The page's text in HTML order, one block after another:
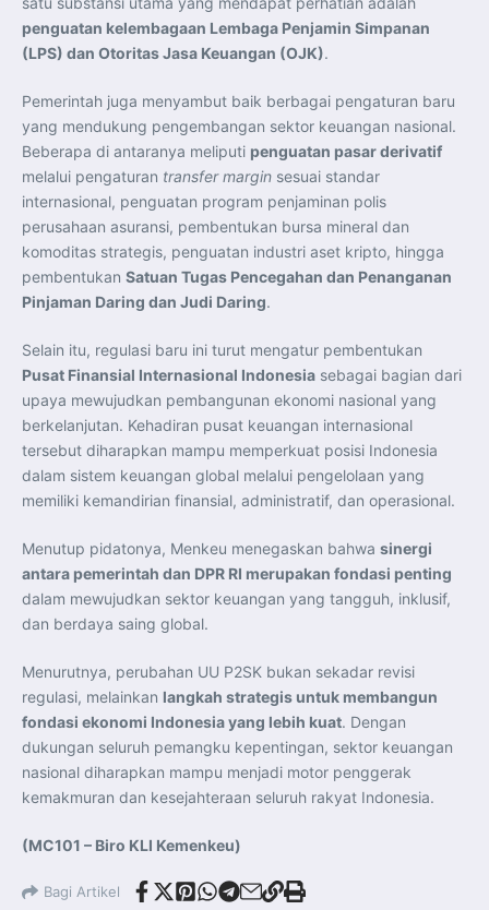
penguatan kelembagaan Lembaga Penjamin Simpanan
(LPS) dan Otoritas Jasa Keuangan (OJK).
Pemerintah juga menyambut baik berbagai pengaturan baru
yang mendukung pengembangan sektor keuangan nasional.
Beberapa di antaranya meliputi penguatan pasar derivatif
melalui pengaturan transfer margin sesuai standar
internasional, penguatan program penjaminan polis
perusahaan asuransi, pembentukan bursa mineral dan
komoditas strategis, penguatan industri aset kripto, hingga
pembentukan Satuan Tugas Pencegahan dan Penanganan
Pinjaman Daring dan Judi Daring.
Selain itu, regulasi baru ini turut mengatur pembentukan
Pusat Finansial Internasional Indonesia sebagai bagian dari
upaya mewujudkan pembangunan ekonomi nasional yang
berkelanjutan. Kehadiran pusat keuangan internasional
tersebut diharapkan mampu memperkuat posisi Indonesia
dalam sistem keuangan global melalui pengelolaan yang
memiliki kemandirian finansial, administratif, dan operasional.
Menutup pidatonya, Menkeu menegaskan bahwa sinergi
antara pemerintah dan DPR RI merupakan fondasi penting
dalam mewujudkan sektor keuangan yang tangguh, inklusif,
dan berdaya saing global.
Menurutnya, perubahan UU P2SK bukan sekadar revisi
regulasi, melainkan langkah strategis untuk membangun
fondasi ekonomi Indonesia yang lebih kuat. Dengan
dukungan seluruh pemangku kepentingan, sektor keuangan
nasional diharapkan mampu menjadi motor penggerak
kemakmuran dan kesejahteraan seluruh rakyat Indonesia.
(MC101 – Biro KLI Kemenkeu)
Bagi Artikel